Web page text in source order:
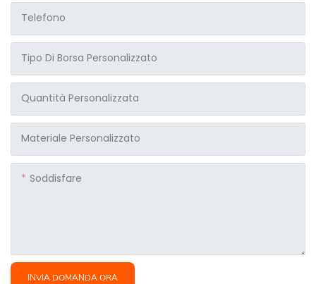
Telefono
Tipo Di Borsa Personalizzato
Quantità Personalizzata
Materiale Personalizzato
Soddisfare
INVIA DOMANDA ORA